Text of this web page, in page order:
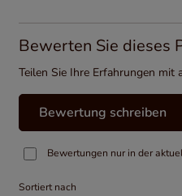
Bewerten Sie dieses
Teilen Sie Ihre Erfahrungen mit
Bewertung schreiben
Bewertungen nur in der
Sortiert nach